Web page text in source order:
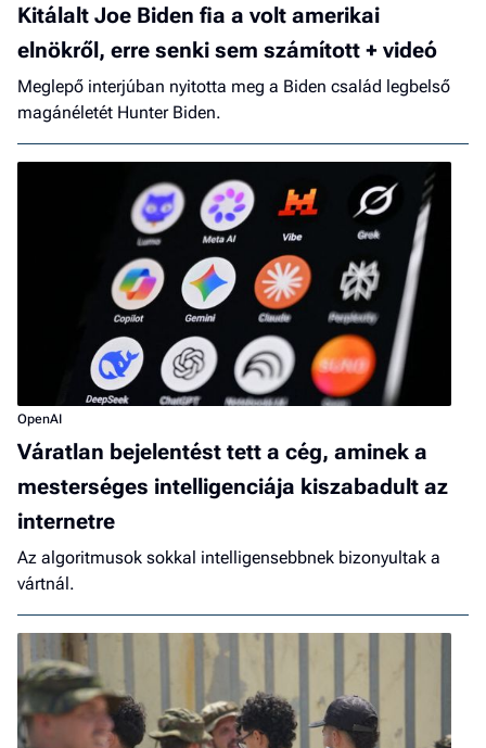
Kitálalt Joe Biden fia a volt amerikai
elnökről, erre senki sem számított + videó
Meglepő interjúban nyitotta meg a Biden család legbelső
magánéletét Hunter Biden.
OpenAI
Váratlan bejelentést tett a cég, aminek a
mesterséges intelligenciája kiszabadult az
internetre
Az algoritmusok sokkal intelligensebbnek bizonyultak a
vártnál.